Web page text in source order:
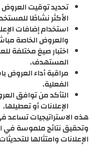
تحديد توقيت
الأكثر نشاطًا
والعروض الخاصة
اختبار صيغ مختلفة
المستهدف.
مراقبة أداء العروض
الفعلية.
التأكد من توافق
الإعلانات أو تعطيلها.
هذه الاستراتيجيات تساعد
وتحقيق نتائج ملموسة في
الإعلانات وامتثالها